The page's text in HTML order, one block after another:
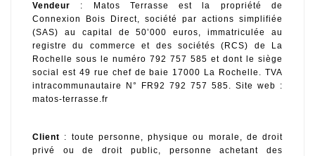
Vendeur : Matos Terrasse est la propriété de
Connexion Bois Direct, société par actions simplifiée
(SAS) au capital de 50’000 euros, immatriculée au
registre du commerce et des sociétés (RCS) de La
Rochelle sous le numéro 792 757 585 et dont le siège
social est 49 rue chef de baie 17000 La Rochelle. TVA
intracommunautaire N° FR92 792 757 585. Site web :
matos-terrasse.fr
Client : toute personne, physique ou morale, de droit
privé ou de droit public, personne achetant des